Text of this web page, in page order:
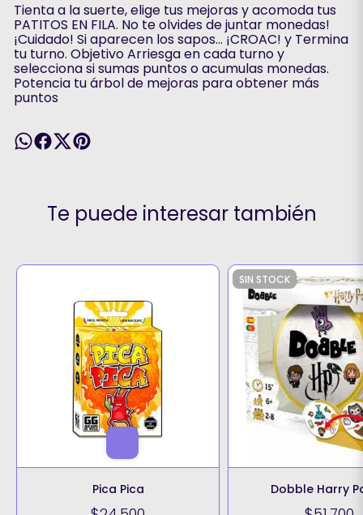
Tienta a la suerte, elige tus mejoras y acomoda tus
PATITOS EN FILA. No te olvides de juntar monedas!
¡Cuidado! Si aparecen los sapos... ¡CROAC! y Termina
tu turno. Objetivo Arriesga en cada turno y
selecciona si sumas puntos o acumulas monedas.
Potencia tu árbol de mejoras para obtener más
puntos
Te puede interesar también
Pica Pica
SIN STOCK
Dobble Harry